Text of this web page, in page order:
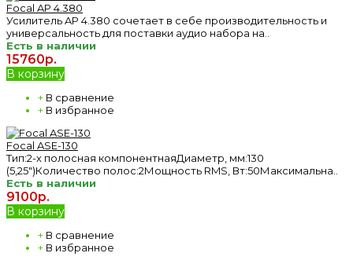
Focal AP 4.380
Усилитель AP 4.380 сочетает в себе производительность и
универсальность для поставки аудио набора на..
Есть в наличии
15760р.
В корзину
+ В сравнение
+ В избранное
Focal ASE-130
Тип:2-х полосная компонентнаяДиаметр, мм:130
(5,25")Количество полос:2Мощность RMS, Вт:50Максимальна..
Есть в наличии
9100р.
В корзину
+ В сравнение
+ В избранное